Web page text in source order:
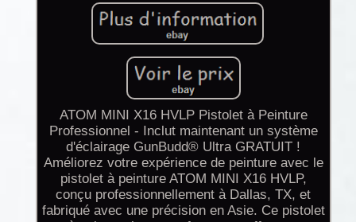
ATOM MINI X16 HVLP Pistolet à Peinture
Professionnel - Inclut maintenant un système
d'éclairage GunBudd® Ultra GRATUIT !
Améliorez votre expérience de peinture avec le
pistolet à peinture ATOM MINI X16 HVLP,
conçu professionnellement à Dallas, TX, et
fabriqué avec une précision en Asie. Ce pistolet